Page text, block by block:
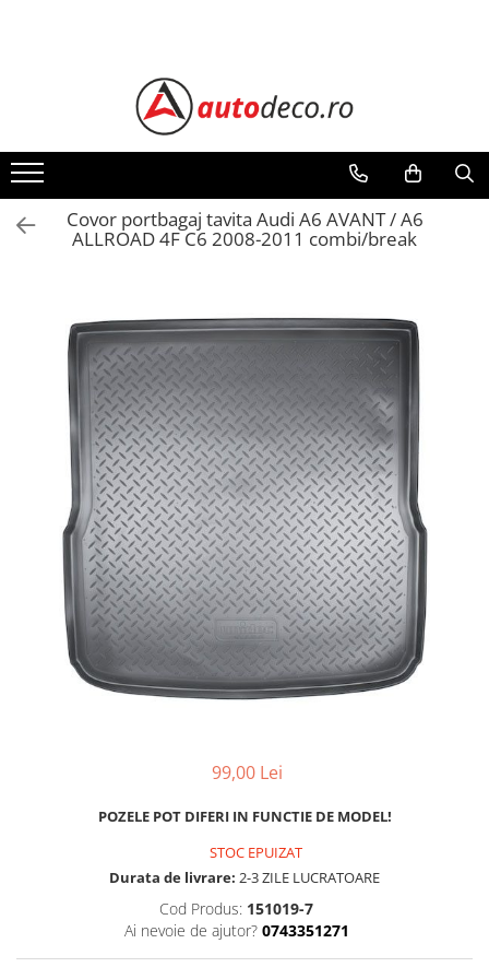
ALFA ROMEO
BMW
HONDA
HYUNDAI
MERCEDES
PEUGEOT
RENAULT
VOLKSWAGEN
TOP VANZARI
STICKERE STALPI SI GEAM MIC
STICKERE CAMUFLAJ
Covor portbagaj tavita Audi A6 AVANT / A6
ALLROAD 4F C6 2008-2011 combi/break
99,00 Lei
POZELE POT DIFERI IN FUNCTIE DE MODEL!
STOC EPUIZAT
Durata de livrare: 2-3 ZILE LUCRATOARE
Cod Produs: 151019-7
Ai nevoie de ajutor? 0743351271